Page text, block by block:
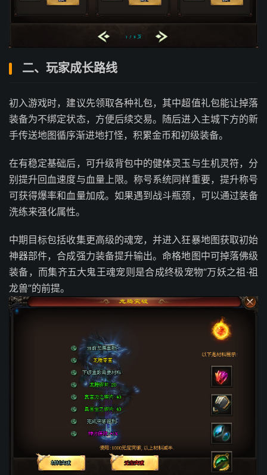
二、玩家成长路线
初入游戏时，建议先领取各种礼包，其中超值礼包能让掉落
装备为不绑定状态，方便后续交易。随后进入主城下方的新
手传送地图循序渐进地打怪，积累金币和初级装备。
在有稳定基础后，可升级背包中的健体灵玉与生机灵符，分
别提升回血速度与血量上限。称号系统同样重要，提升称号
可获得爆率和血量加成。如果遇到战斗瓶颈，可以通过装备
洗练来强化属性。
中期目标包括收集更高级的魂宠，并进入狂暴地图获取初始
神器部件，合成强力装备提升输出。命格地图中可掉落佛级
装备，而集齐五大鬼王魂宠则是合成终极宠物“万妖之祖·祖
龙兽”的前提。